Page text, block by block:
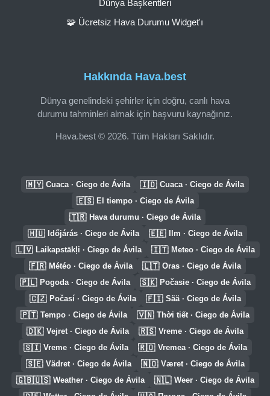
Hakkında Hava.best
Dünya genelindeki şehirler için doğru, canlı hava
durumu tahminleri almak için başvuru kaynağınız.
Hava.best © 2026. Tüm Hakları Saklıdır.
Dünya Başkentleri
🧩 Ücretsiz Hava Durumu Widget'ı
🇲🇾 Cuaca · Ciego de Ávila 🇮🇩 Cuaca · Ciego de Ávila
🇪🇸 El tiempo · Ciego de Ávila
🇹🇷 Hava durumu · Ciego de Ávila
🇭🇺 Időjárás · Ciego de Ávila 🇪🇪 Ilm · Ciego de Ávila
🇱🇻 Laikapstākļi · Ciego de Ávila 🇮🇹 Meteo · Ciego de Ávila
🇫🇷 Météo · Ciego de Ávila 🇱🇹 Oras · Ciego de Ávila
🇵🇱 Pogoda · Ciego de Ávila 🇸🇰 Počasie · Ciego de Ávila
🇨🇿 Počasí · Ciego de Ávila 🇫🇮 Sää · Ciego de Ávila
🇵🇹 Tempo · Ciego de Ávila 🇻🇳 Thời tiết · Ciego de Ávila
🇩🇰 Vejret · Ciego de Ávila 🇷🇸 Vreme · Ciego de Ávila
🇸🇮 Vreme · Ciego de Ávila 🇷🇴 Vremea · Ciego de Ávila
🇸🇪 Vädret · Ciego de Ávila 🇳🇴 Været · Ciego de Ávila
🇬🇧🇺🇸 Weather · Ciego de Ávila 🇳🇱 Weer · Ciego de Ávila